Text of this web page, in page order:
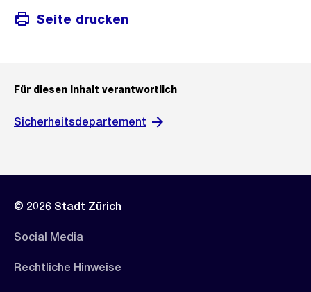
Seite drucken
Für diesen Inhalt verantwortlich
Sicherheitsdepartement
© 2026 Stadt Zürich
Social Media
Rechtliche Hinweise